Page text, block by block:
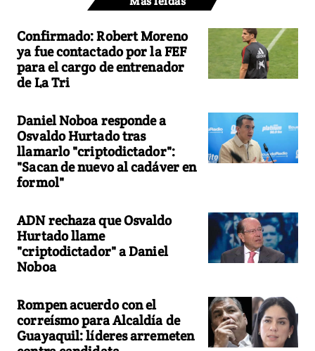
Confirmado: Robert Moreno
ya fue contactado por la FEF
para el cargo de entrenador
de La Tri
Daniel Noboa responde a
Osvaldo Hurtado tras
llamarlo "criptodictador":
"Sacan de nuevo al cadáver en
formol"
ADN rechaza que Osvaldo
Hurtado llame
"criptodictador" a Daniel
Noboa
Rompen acuerdo con el
correísmo para Alcaldía de
Guayaquil: líderes arremeten